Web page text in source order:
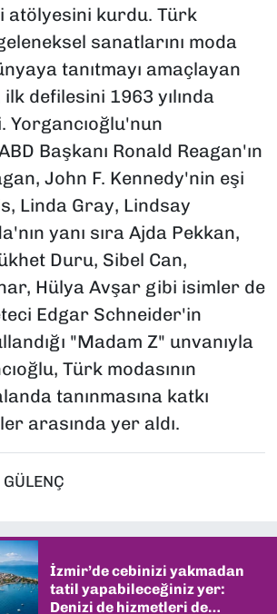
atölyesini kurdu. Türk
sanatlarını moda
tanıtmayı amaçlayan
defilesini 1963 yılında
Yorgancıoğlu'nun
Başkanı Ronald Reagan'ın
John F. Kennedy'nin eşi
Linda Gray, Lindsay
yanı sıra Ajda Pekkan,
Duru, Sibel Can,
Hülya Avşar gibi isimler de
Edgar Schneider'in
"Madam Z" unvanıyla
Türk modasının
tanınmasına katkı
arasında yer aldı.
İzmir’de cebinizi yakmadan
tatil yapabileceğiniz yer:
Denizi de hizmetleri de